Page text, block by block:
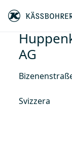
AG
Svizzera